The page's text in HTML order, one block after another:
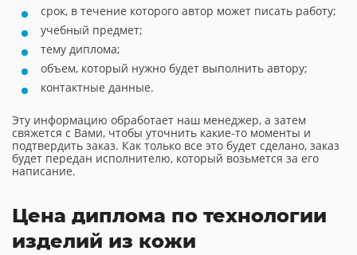
срок, в течение которого автор может писать работу;
учебный предмет;
тему диплома;
объем, который нужно будет выполнить автору;
контактные данные.
Эту информацию обработает наш менеджер, а затем
свяжется с Вами, чтобы уточнить какие-то моменты и
подтвердить заказ. Как только все это будет сделано, заказ
будет передан исполнителю, который возьмется за его
написание.
Цена диплома по технологии
изделий из кожи